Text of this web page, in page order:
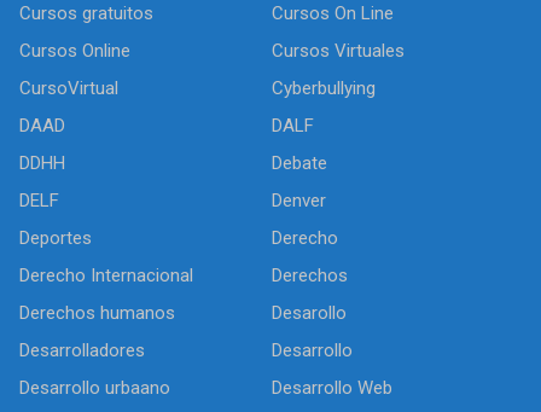
Cursos gratuitos
Cursos On Line
Cursos Online
Cursos Virtuales
CursoVirtual
Cyberbullying
DAAD
DALF
DDHH
Debate
DELF
Denver
Deportes
Derecho
Derecho Internacional
Derechos
Derechos humanos
Desarollo
Desarrolladores
Desarrollo
Desarrollo urbaano
Desarrollo Web